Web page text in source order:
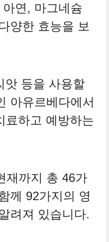
연, 마그네슘
양한 효능을 보
앗 등을 사용할
아유르베다에서
료하고 예방하는
재까지 총 46가
께 92가지의 영
려져 있습니다.